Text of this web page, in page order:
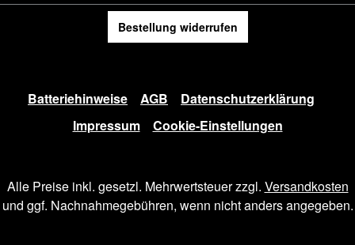
Bestellung widerrufen
Batteriehinweise AGB
Datenschutzerklärung
Impressum
Cookie-Einstellungen
Alle Preise inkl. gesetzl. Mehrwertsteuer zzgl. Versandkosten
und ggf. Nachnahmegebühren, wenn nicht anders angegeben.